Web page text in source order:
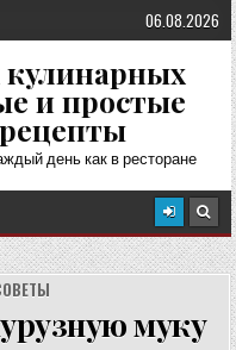
06.08.2026
и простые
день как в ресторане
муку